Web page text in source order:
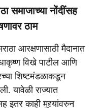
समाजाच्या नोंदींसह
ठाम
आरक्षणासाठी मैदानात
विखे पाटील आणि
शिष्टमंडळाकडून
यावेळी राज्यात
इतर काही मुद्द्यांवरुन